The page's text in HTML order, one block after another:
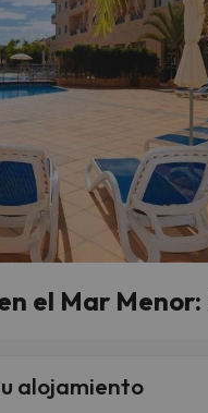
el Mar
alojamiento